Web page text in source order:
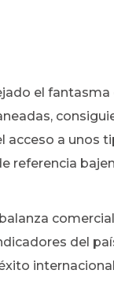
el
acceso a unos
referencia
del